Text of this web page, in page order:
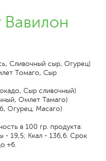
Сливочный сыр, Огурец)
Томаго, Сыр
Сыр сливочный)
Омлет Тамаго)
Огурец, Масаго)
в 100 гр. продукта:
- 19,5; Ккал - 136,6. Срок
+6.